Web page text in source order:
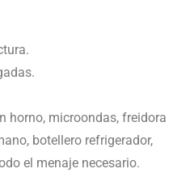
horno, microondas, freidora
botellero refrigerador,
el menaje necesario.